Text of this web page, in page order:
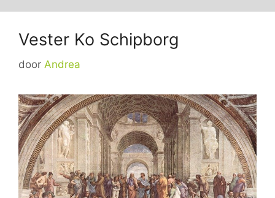
Vester Ko Schipborg
door Andrea